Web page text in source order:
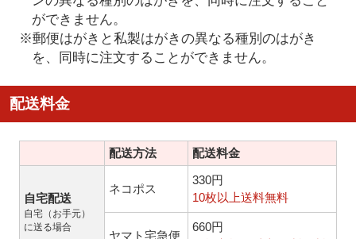
ができません。
※郵便はがきと私製はがきの異なる種別のはがき
を、同時に注文することができません。
配送料金
配送方法 配送料金
自宅配送
自宅（お手元）
に送る場合
ネコポス
330円
10枚以上送料無料
ヤマト宅急便
660円